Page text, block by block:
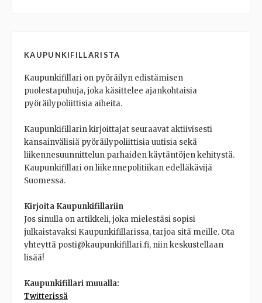
KAUPUNKIFILLARISTA
Kaupunkifillari on pyöräilyn edistämisen
puolestapuhuja, joka käsittelee ajankohtaisia
pyöräilypoliittisia aiheita.
Kaupunkifillarin kirjoittajat seuraavat aktiivisesti
kansainvälisiä pyöräilypoliittisia uutisia sekä
liikennesuunnittelun parhaiden käytäntöjen kehitystä.
Kaupunkifillari on liikennepolitiikan edelläkävijä
Suomessa.
Kirjoita Kaupunkifillariin
Jos sinulla on artikkeli, joka mielestäsi sopisi
julkaistavaksi Kaupunkifillarissa, tarjoa sitä meille. Ota
yhteyttä posti@kaupunkifillari.fi, niin keskustellaan
lisää!
Kaupunkifillari muualla:
Twitterissä